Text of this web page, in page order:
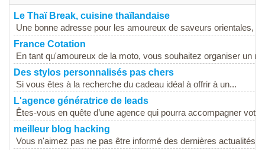
Le Thaï Break, cuisine thaïlandaise
Une bonne adresse pour les amoureux de saveurs orientales,
France Cotation
En tant qu'amoureux de la moto, vous souhaitez organiser un
Des stylos personnalisés pas chers
Si vous êtes à la recherche du cadeau idéal à offrir à un...
L'agence génératrice de leads
Êtes-vous en quête d’une agence qui pourra accompagner
meilleur blog hacking
Vous n'aimez pas ne pas être informé des dernières actualités